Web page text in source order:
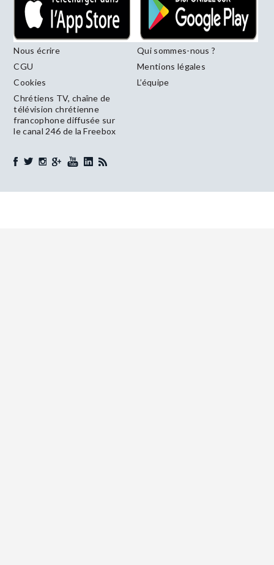
Nous écrire
Qui sommes-nous ?
CGU
Mentions légales
Cookies
L’équipe
Chrétiens TV, chaîne de
télévision chrétienne
francophone diffusée sur
le canal 246 de la Freebox